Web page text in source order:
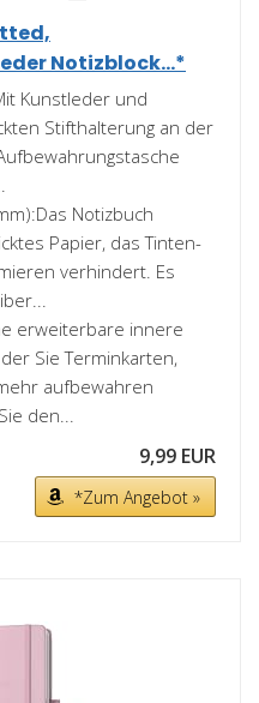
Notizblock...*
Kunstleder und
Stifthalterung an der
Notizbuch
Papier, das Tinten-
verhindert. Es
erweiterbare innere
Sie Terminkarten,
aufbewahren
den...
9,99 EUR
*Zum Angebot »